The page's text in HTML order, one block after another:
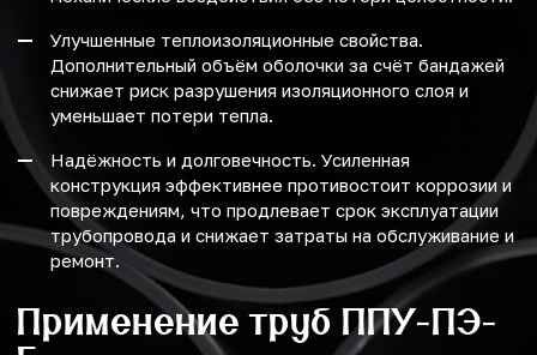
Улучшенные теплоизоляционные свойства.
Дополнительный объём оболочки за счёт бандажей
снижает риск разрушения изоляционного слоя и
уменьшает потери тепла.
Надёжность и долговечность. Усиленная
конструкция эффективнее противостоит коррозии и
повреждениям, что продлевает срок эксплуатации
трубопровода и снижает затраты на обслуживание и
ремонт.
Применение труб ППУ-ПЭ-